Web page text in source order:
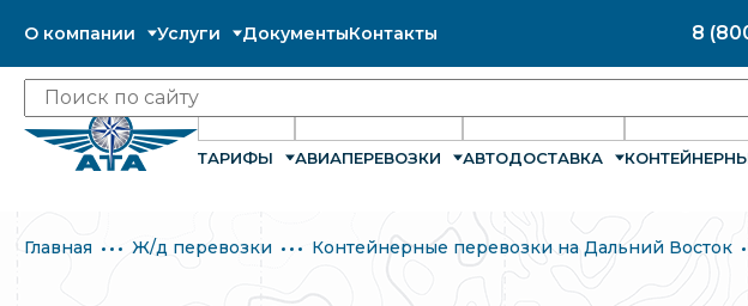
О компании Услуги ДокументыКонтакты 8
ТАРИФЫ АВИАПЕРЕВОЗКИ АВТОДОСТАВКА
Главная Ж/д перевозки Контейнерные перевозки на Дальний Восток